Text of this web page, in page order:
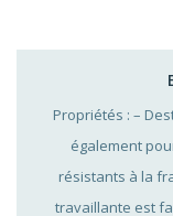
Propriétés : –
également
résistants à la
travaillante est